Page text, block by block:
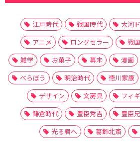
江戸時代 戦国時代 大河
アニメ
ロングセラー 戦
雑学
お菓子 幕末 漫画
べらぼう
明治時代 徳川家康
デザイン
文房具 フィ
鎌倉時代
豊臣秀吉 豊臣
光る君へ
葛飾北斎